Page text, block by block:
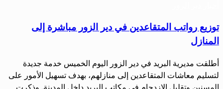
توزيع رواتب المتقاعدين في دير الزور مباشرة إلى
المنازل
أطلقت مديرية البريد في دير الزور اليوم الخميس خدمة جديدة
لتسليم معاشات المتقاعدين إلى منازلهم، بهدف تسهيل الأمور على
المسنين وتقليل الازدحام في مكاتب البريد داخل المدينة. وذكرت